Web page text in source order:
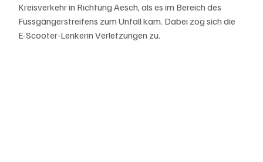
Kreisverkehr in Richtung Aesch, als es im Bereich des
Fussgängerstreifens zum Unfall kam. Dabei zog sich die
E-Scooter-Lenkerin Verletzungen zu.